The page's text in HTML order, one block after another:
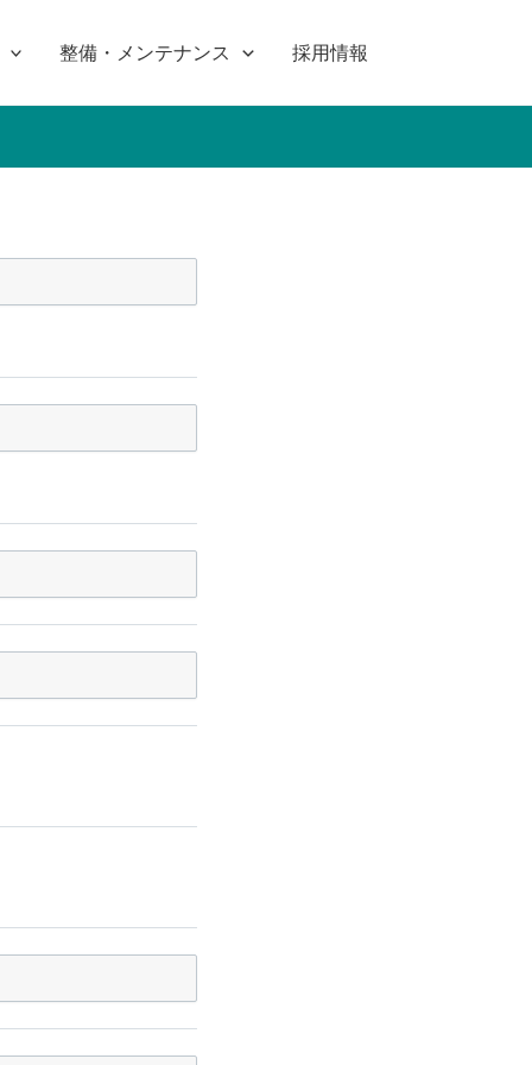
整備・メンテナンス 採用情報